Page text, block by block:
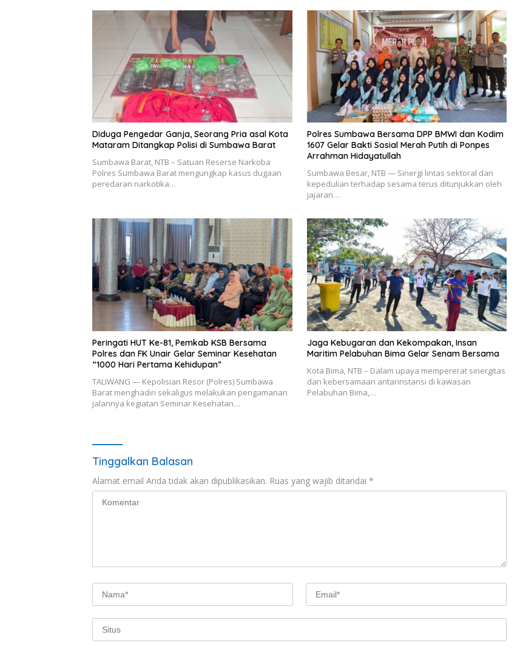
Diduga Pengedar Ganja, Seorang Pria asal Kota
Mataram Ditangkap Polisi di Sumbawa Barat
Sumbawa Barat, NTB – Satuan Reserse Narkoba
Polres Sumbawa Barat mengungkap kasus dugaan
peredaran narkotika…
Polres Sumbawa Bersama DPP BMWI dan Kodim
1607 Gelar Bakti Sosial Merah Putih di Ponpes
Arrahman Hidayatullah
Sumbawa Besar, NTB — Sinergi lintas sektoral dan
kepedulian terhadap sesama terus ditunjukkan oleh
jajaran…
Peringati HUT Ke-81, Pemkab KSB Bersama
Polres dan FK Unair Gelar Seminar Kesehatan
“1000 Hari Pertama Kehidupan”
TALIWANG — Kepolisian Resor (Polres) Sumbawa
Barat menghadiri sekaligus melakukan pengamanan
jalannya kegiatan Seminar Kesehatan…
Jaga Kebugaran dan Kekompakan, Insan
Maritim Pelabuhan Bima Gelar Senam Bersama
Kota Bima, NTB – Dalam upaya mempererat sinergitas
dan kebersamaan antarinstansi di kawasan
Pelabuhan Bima,…
Tinggalkan Balasan
Alamat email Anda tidak akan dipublikasikan. Ruas yang wajib ditandai *